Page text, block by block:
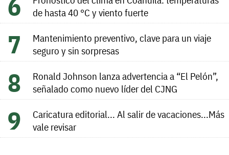
de hasta 40 °C y viento fuerte
Mantenimiento preventivo, clave para un viaje
seguro y sin sorpresas
Ronald Johnson lanza advertencia a “El Pelón”,
señalado como nuevo líder del CJNG
Caricatura editorial... Al salir de vacaciones...Más
vale revisar